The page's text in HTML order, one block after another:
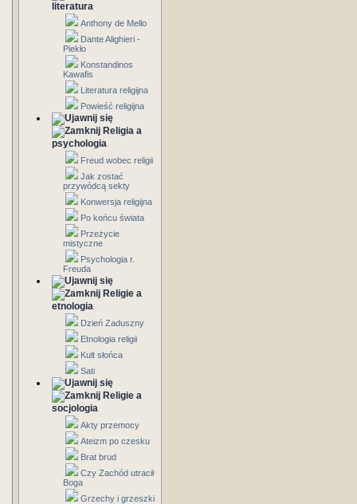
literatura
Anthony de Mello
Dante Alighieri -
Piekło
Konstandinos
Kawafis
Literatura religijna
Powieść religijna
Religia a
psychologia
Freud wobec religii
Jak zostać
przywódcą sekty
Konwersja religijna
Po końcu świata
Przeżycie
mistyczne
Psychologia r.
Freuda
Religie a
etnologia
Dzień Zaduszny
Etnologia religii
Kult słońca
Sati
Religie a
socjologia
Akty przemocy
Ateizm po czesku
Brat brud
Czy Zachód utracił
Boga
Grzechy i grzeszki